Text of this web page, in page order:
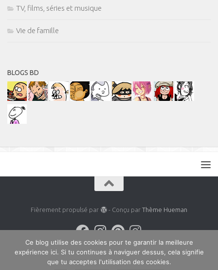
TV, films, séries et musique
Vie de famille
BLOGS BD
Fièrement propulsé par - Conçu par Thème Hueman
Ce blog utilise des cookies pour te garantir la meilleure
expérience ici. Si tu continues à naviguer dessus, cela signifie
que tu acceptes l'utilisation des cookies.